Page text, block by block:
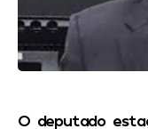
O deputado